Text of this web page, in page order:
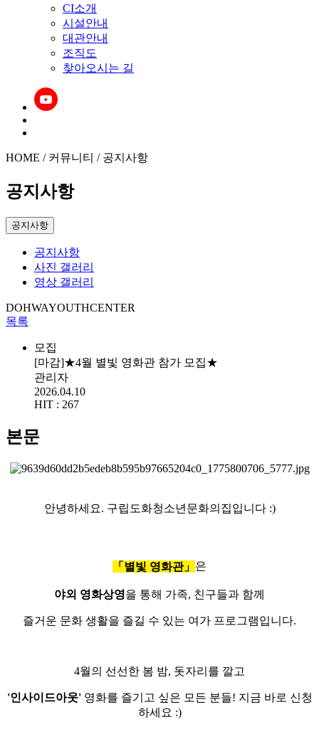
CI소개
시설안내
대관안내
조직도
찾아오시는 길
HOME / 커뮤니티 / 공지사항
공지사항
공지사항
공지사항
사진 갤러리
영상 갤러리
DOHWAYOUTHCENTER
목록
모집
[마감]★4월 별빛 영화관 참가 모집★
관리자
2026.04.10
HIT : 267
본문
안녕하세요. 구립도화청소년문화의집입니다 :)
「별빛 영화관」 은
야외 영화상영을 통해 가족, 친구들과 함께
즐거운 문화 생활을 즐길 수 있는 여가 프로그램입니다.
4월의 선선한 봄 밤, 돗자리를 깔고
'인사이드아웃'영화를 즐기고 싶은 모든 분들! 지금 바로 신청
하세요 :)